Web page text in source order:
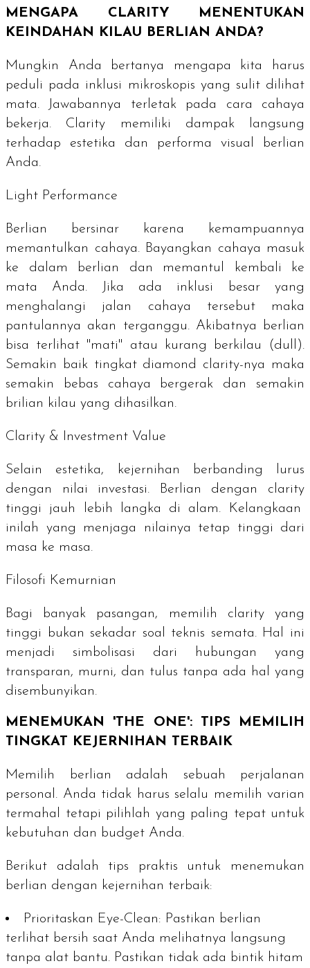
MENGAPA CLARITY MENENTUKAN
KEINDAHAN KILAU BERLIAN ANDA?
Mungkin Anda bertanya mengapa kita harus
peduli pada inklusi mikroskopis yang sulit dilihat
mata. Jawabannya terletak pada cara cahaya
bekerja. Clarity memiliki dampak langsung
terhadap estetika dan performa visual berlian
Anda.
Light Performance
Berlian bersinar karena kemampuannya
memantulkan cahaya. Bayangkan cahaya masuk
ke dalam berlian dan memantul kembali ke
mata Anda. Jika ada inklusi besar yang
menghalangi jalan cahaya tersebut maka
pantulannya akan terganggu. Akibatnya berlian
bisa terlihat "mati" atau kurang berkilau (dull ).
Semakin baik tingkat diamond clarity-nya maka
semakin bebas cahaya bergerak dan semakin
brilian kilau yang dihasilkan.
Clarity & Investment Value
Selain estetika, kejernihan berbanding lurus
dengan nilai investasi. Berlian dengan clarity
tinggi jauh lebih langka di alam. Kelangkaan
inilah yang menjaga nilainya tetap tinggi dari
masa ke masa.
Filosofi Kemurnian
Bagi banyak pasangan, memilih clarityyang
tinggi bukan sekadar soal teknis semata. Hal ini
menjadi simbolisasi dari hubungan yang
transparan, murni, dan tulus tanpa ada hal yang
disembunyikan.
MENEMUKAN 'THE ONE': TIPS MEMILIH
TINGKAT KEJERNIHAN TERBAIK
Memilih berlian adalah sebuah perjalanan
personal. Anda tidak harus selalu memilih varian
termahal tetapi pilihlah yang paling tepat untuk
kebutuhan dan budget Anda.
Berikut adalah tips praktis untuk menemukan
berlian dengan kejernihan terbaik:
Prioritaskan Eye-Clean: Pastikan berlian
terlihat bersih saat Anda melihatnya langsung
tanpa alat bantu. Pastikan tidak ada bintik hitam